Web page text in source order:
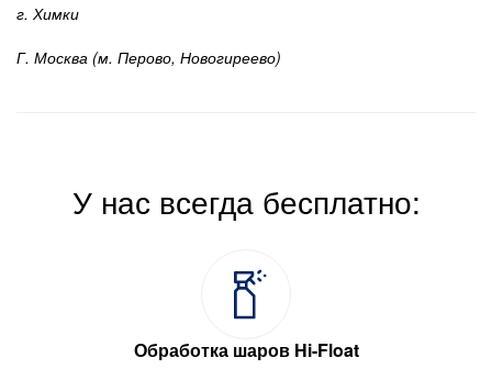
г. Химки
Г. Москва (м. Перово, Новогиреево)
У нас всегда бесплатно:
Обработка шаров Hi-Float